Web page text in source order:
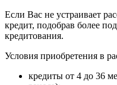
Если Вас не устраивает
кредит, подобрав более
кредитования.
Условия приобретения в
кредиты от 4 до 36